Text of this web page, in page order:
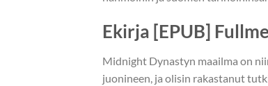
Ekirja [EPUB]
Midnight Dynastyn maailma on
juonineen, ja olisin rakastanut